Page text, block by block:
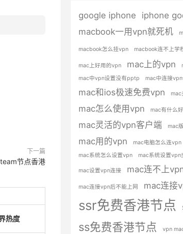
下一篇
节点香港
热度
google iphone
iphone
macbook一用vpn就死机
macbook怎么挂vpn macbook连不上学
mac上好用的vpn mac上的vpn
mac中vpn设置没有pptp
mac中连接
mac和ios极速免费vpn mac
mac怎么使用vpn mac有什么
mac灵活的vpn客户端 mac
mac用的vpn mac电脑怎么连vpn
mac系统怎么设置vpn
mac系统设置vpn
mac设置vpn连接 mac连不上
mac连接vpn后不能上网 mac连接
ssr免费香港节点
ss免费香港节点 vpn